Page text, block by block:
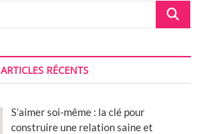
ARTICLES RÉCENTS
S’aimer soi-même : la clé pour
construire une relation saine et